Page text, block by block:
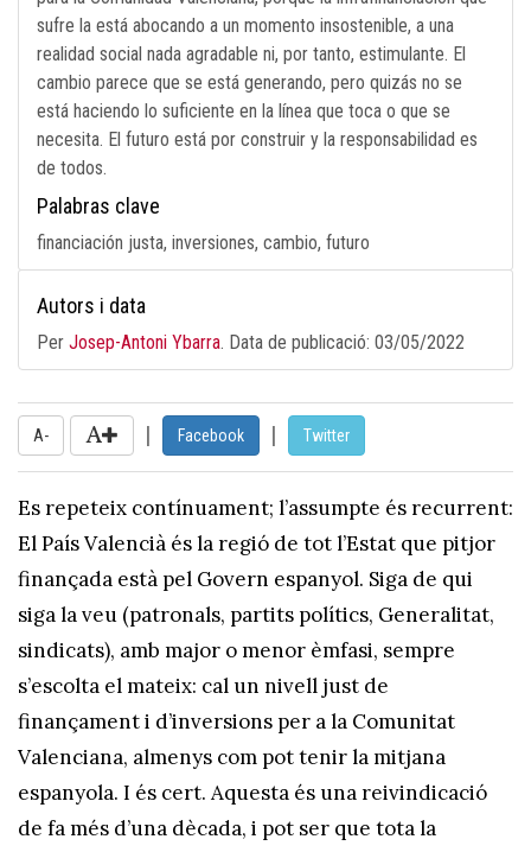
sufre la está abocando a un momento insostenible, a una
realidad social nada agradable ni, por tanto, estimulante. El
cambio parece que se está generando, pero quizás no se
está haciendo lo suficiente en la línea que toca o que se
necesita. El futuro está por construir y la responsabilidad es
de todos.
Palabras clave
financiación justa, inversiones, cambio, futuro
Autors i data
Per Josep-Antoni Ybarra. Data de publicació: 03/05/2022
A- | Facebook | Twitter
Es repeteix contínuament; l’assumpte és recurrent:
El País Valencià és la regió de tot l’Estat que pitjor
finançada està pel Govern espanyol. Siga de qui
siga la veu (patronals, partits polítics, Generalitat,
sindicats), amb major o menor èmfasi, sempre
s’escolta el mateix: cal un nivell just de
finançament i d’inversions per a la Comunitat
Valenciana, almenys com pot tenir la mitjana
espanyola. I és cert. Aquesta és una reivindicació
de fa més d’una dècada, i pot ser que tota la